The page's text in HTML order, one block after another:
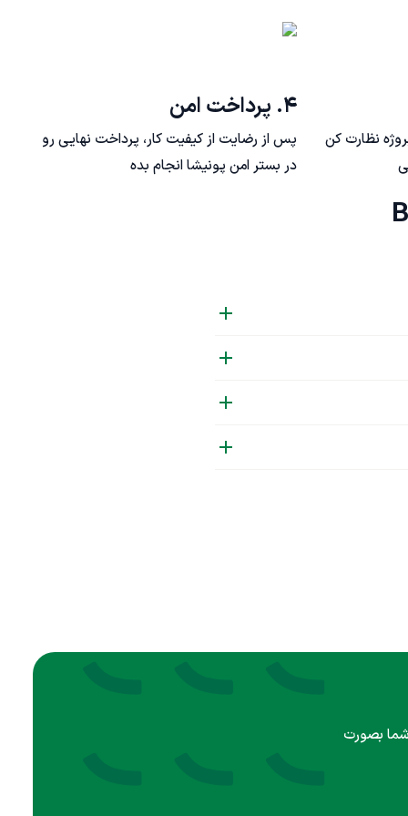
نظارت کن
۴. پرداخت امن
پس از رضایت از کیفیت کار، پرداخت نهایی رو
در بستر امن پونیشا انجام بده
شما بصورت